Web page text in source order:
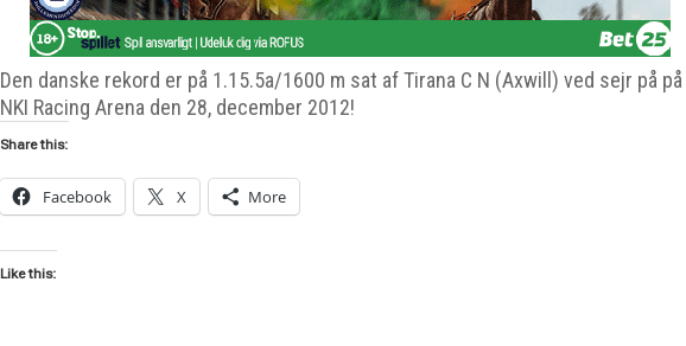
Den danske rekord er på 1.15.5a/1600 m sat af Tirana C N (Axwill) ved sejr på på
NKI Racing Arena den 28, december 2012!
Share this:
Facebook X More
Like this: